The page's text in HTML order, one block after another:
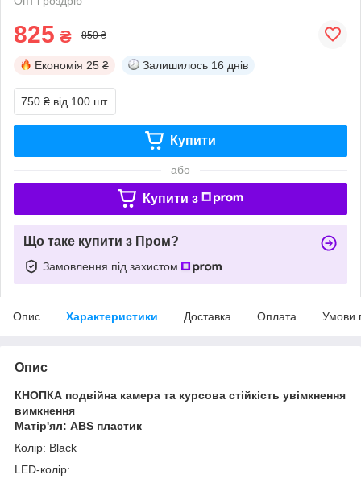
825 ₴ 850 ₴
Економія 25 ₴ Залишилось 16 днів
750 ₴ від 100 шт.
Купити
або
Купити з
Що таке купити з Пром?
Замовлення під захистом
Опис Характеристики Доставка Оплата Умови
Опис
КНОПКА подвійна камера та курсова стійкість увімкнення
вимкнення
Матір'ял: ABS пластик
Колір: Black
LED-колір: